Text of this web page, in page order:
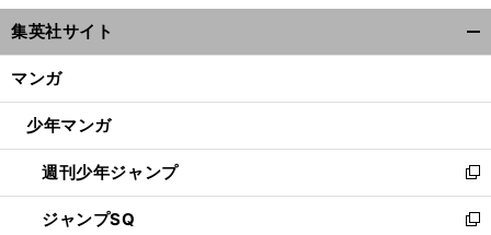
ウ
ィ
ン
ウ
開
く
集英社サイト
マンガ
少年マンガ
週刊少年ジャンプ
新
し
い
ジャンプSQ
新